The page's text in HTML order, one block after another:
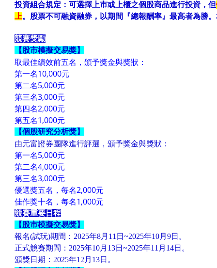
投資組合規定：可選擇上市或上櫃之個股商品進行投資，但
上。股票不可融資融券，以期間『總報酬率』最高者為勝
競賽獎勵
【股市模擬交易獎】
取最佳績效前五名，頒予獎金與獎狀：
第一名10,000元
第二名5,000元
第三名3,000元
第四名2,000元
第五名1,000元
【個股研究分析獎】
由元富證券團隊進行評選，頒予獎金與獎狀：
第一名5,000元
第二名4,000元
第三名3,000元
優選獎五名，每名2,000元
佳作獎十名，每名1,000元
競賽重要日程
【股市模擬交易獎】
報名(試玩)期間： 2025年8月11日~2025年10月9日。
正式競賽期間：2025年10月13日~2025年11月14日。
頒獎日期：2025年12月13日。